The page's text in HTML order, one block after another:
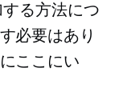
る方法につ
必要はあり
ここにい